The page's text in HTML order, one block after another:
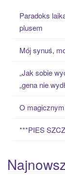
Paradoks
plusem
Mój synuś,
„Jak sobie
„gena nie
O magicznym
***PIES